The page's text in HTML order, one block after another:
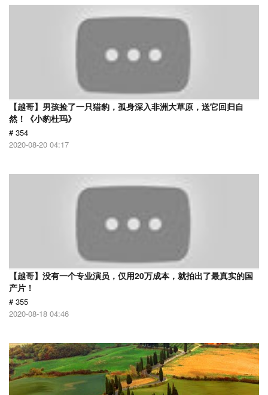
【越哥】男孩捡了一只猎豹，孤身深入非洲大草原，送它回归自
然！《小豹杜玛》
# 354
2020-08-20 04:17
【越哥】没有一个专业演员，仅用20万成本，就拍出了最真实的国
产片！
# 355
2020-08-18 04:46